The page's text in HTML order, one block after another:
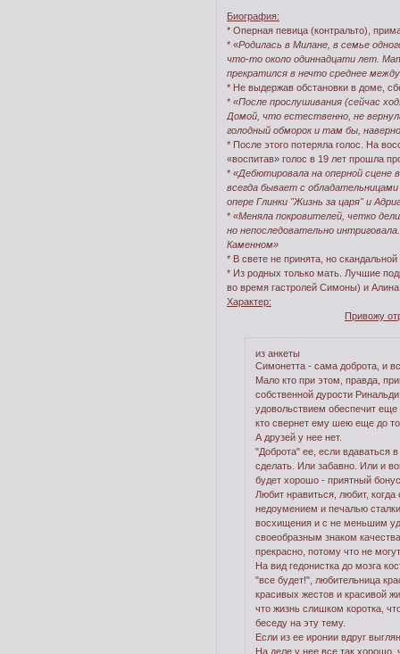
Биография:
* Оперная певица (контральто),
* «Родилась в Милане, в семье
что-то около одиннадцати лет.
прекратился в нечто среднее
* Не выдержав обстановки в доме,
* «После прослушивания (сейчас
Домой, что естественно, не
голодный обморок и там бы,
* После этого потеряла голос. На
«воспитав» голос в 19 лет прошла
* «Дебютировала на оперной сцене
всегда бывает с
опере Глинки "Жизнь за царя" и
* «Меняла покровителей, четко
но непоследовательно
Каменном»
* В свете не принята, но
* Из родных только мать. Лучшие
во время гастролей Симоны) и
Характер:
Привожу
из анкеты
Симонетта - сама доброта, и
Мало кто при этом, правда,
собственной дурости
удовольствием обеспечит еще
кто свернет ему шею еще до
А друзей у нее нет.
"Доброта" ее, если вдаваться
сделать. Или забавно. Или и
будет хорошо - приятный
Любит нравиться, любит,
недоумением и печалью
восхищения и с не меньшим
своеобразным знаком
прекрасно, потому что не
На вид гедонистка до мозга
"все будет!", любительница
красивых жестов и красивой
что жизнь слишком коротка,
беседу на эту тему.
Если из ее иронии вдруг
На деле у нее все так